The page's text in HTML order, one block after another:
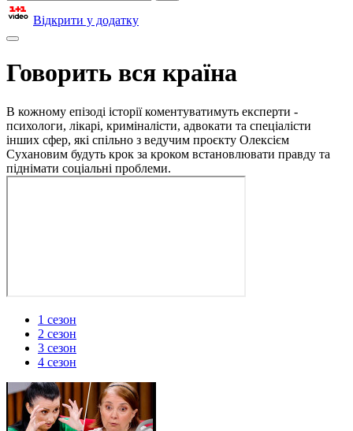
Відкрити у додатку
Говорить вся країна
В кожному епізоді історії коментуватимуть експерти -
психологи, лікарі, криміналісти, адвокати та спеціалісти
інших сфер, які спільно з ведучим проєкту Олексієм
Сухановим будуть крок за кроком встановлювати правду та
піднімати соціальні проблеми.
1 сезон
2 сезон
3 сезон
4 сезон